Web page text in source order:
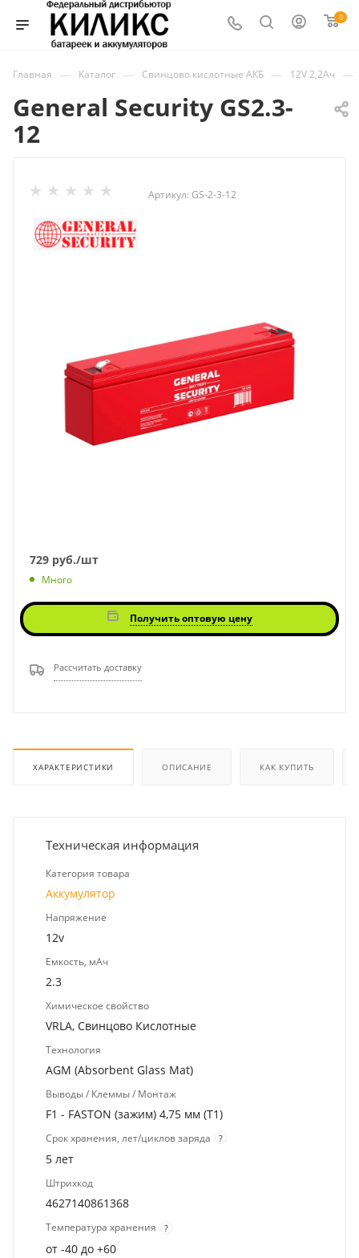
0
Главная — Каталог — Свинцово кислотные АКБ — 12V 2,2Ач —
General Security GS2.3-
12
Артикул: GS-2-3-12
729 руб./шт
Много
Получить оптовую цену
Рассчитать доставку
ХАРАКТЕРИСТИКИ ОПИСАНИЕ КАК КУПИТЬ
Техническая информация
Категория товара
Аккумулятор
Напряжение
12v
Емкость, мАч
2.3
Химическое свойство
VRLA, Свинцово Кислотные
Технология
AGM (Absorbent Glass Mat)
Выводы / Клеммы / Монтаж
F1 - FASTON (зажим) 4,75 мм (T1)
Срок хранения, лет/циклов заряда ?
5 лет
Штрихкод
4627140861368
Температура хранения ?
от -40 до +60